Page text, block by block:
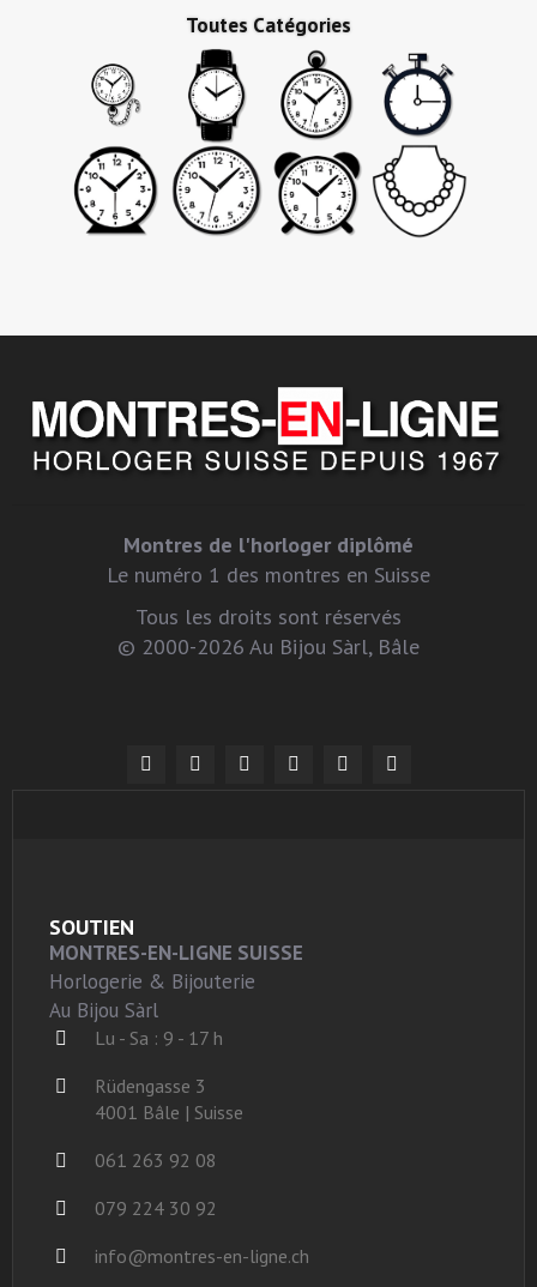
Toutes Catégories
Montres de l'horloger diplômé
Le numéro 1 des montres en Suisse
Tous les droits sont réservés
© 2000-2026 Au Bijou Sàrl, Bâle
SOUTIEN
MONTRES-EN-LIGNE SUISSE
Horlogerie & Bijouterie
Au Bijou Sàrl
Lu - Sa : 9 - 17 h
Rüdengasse 3
4001 Bâle | Suisse
061 263 92 08
079 224 30 92
info@montres-en-ligne.ch